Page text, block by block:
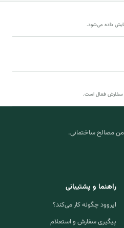
داده می‌شود.
سفارش فعال است.
مصالح ساختمانی.
راهنما و پشتیبانی
ایروود چگونه کار می‌کند؟
پیگیری سفارش و استعلام